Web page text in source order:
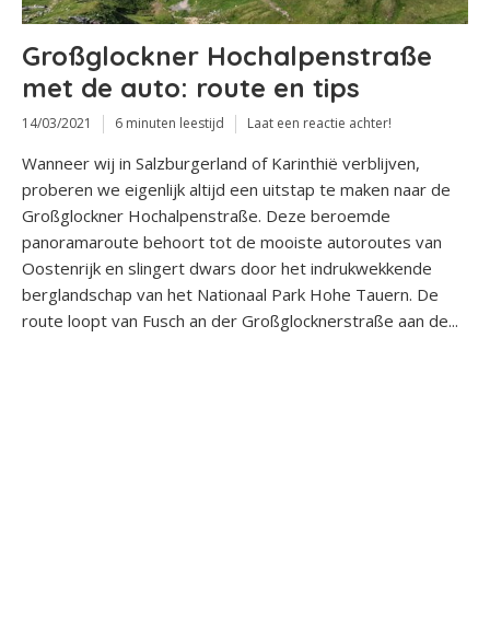
Großglockner Hochalpenstraße
met de auto: route en tips
14/03/2021 6 minuten leestijd Laat een reactie achter!
Wanneer wij in Salzburgerland of Karinthië verblijven,
proberen we eigenlijk altijd een uitstap te maken naar de
Großglockner Hochalpenstraße. Deze beroemde
panoramaroute behoort tot de mooiste autoroutes van
Oostenrijk en slingert dwars door het indrukwekkende
berglandschap van het Nationaal Park Hohe Tauern. De
route loopt van Fusch an der Großglocknerstraße aan de...